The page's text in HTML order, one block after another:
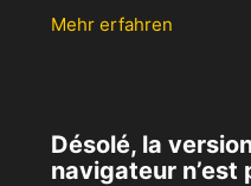
Mehr erfahren
Désolé, la
navigateur n’est